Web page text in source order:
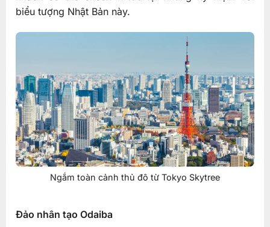
biểu tượng Nhật Bản này.
Ngắm toàn cảnh thủ đô từ Tokyo Skytree
Đảo nhân tạo Odaiba